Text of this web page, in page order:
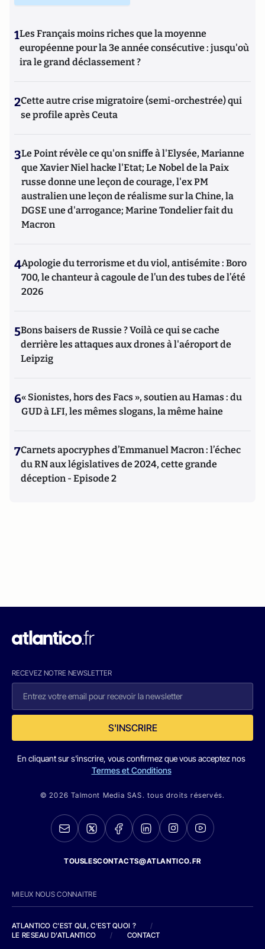
1Les Français moins riches que la moyenne
européenne pour la 3e année consécutive : jusqu'où
ira le grand déclassement ?
2Cette autre crise migratoire (semi-orchestrée) qui
se profile après Ceuta
3Le Point révèle ce qu'on sniffe à l'Elysée, Marianne
que Xavier Niel hacke l'Etat; Le Nobel de la Paix
russe donne une leçon de courage, l'ex PM
australien une leçon de réalisme sur la Chine, la
DGSE une d'arrogance; Marine Tondelier fait du
Macron
4Apologie du terrorisme et du viol, antisémite : Boro
700, le chanteur à cagoule de l’un des tubes de l’été
2026
5Bons baisers de Russie ? Voilà ce qui se cache
derrière les attaques aux drones à l'aéroport de
Leipzig
6« Sionistes, hors des Facs », soutien au Hamas : du
GUD à LFI, les mêmes slogans, la même haine
7Carnets apocryphes d’Emmanuel Macron : l’échec
du RN aux législatives de 2024, cette grande
déception - Episode 2
RECEVEZ NOTRE NEWSLETTER
S'INSCRIRE
En cliquant sur s'inscrire, vous confirmez que vous acceptez nos
Termes et Conditions
© 2026 Talmont Media SAS. tous droits réservés.
TOUSLESCONTACTS@ATLANTICO.FR
MIEUX NOUS CONNAITRE
ATLANTICO C'EST QUI, C'EST QUOI ?
/
LE RESEAU D'ATLANTICO
/ CONTACT